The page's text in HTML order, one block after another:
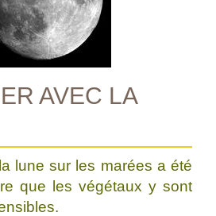
AVEC LA
lune sur les marées a été
que les végétaux y sont